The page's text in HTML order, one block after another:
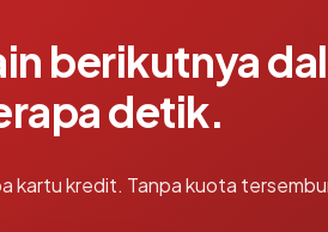
berikutnya
detik.
kartu kredit. Tanpa kuota